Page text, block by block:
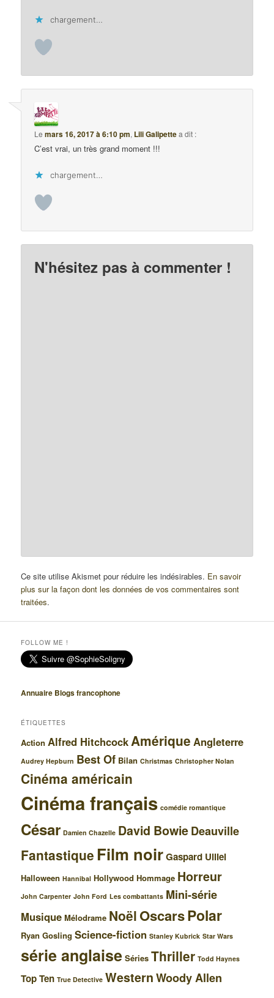
chargement…
Lemars 16, 2017 à 6:10 pm, Lili Galipettea dit :
C’est vrai, un très grand moment !!!
chargement…
N'hésitez pas à commenter !
Ce site utilise Akismet pour réduire les indésirables. En savoir
plus sur la façon dont les données de vos commentaires sont
traitées.
FOLLOW ME !
Annuaire Blogs francophone
ÉTIQUETTES
Action Alfred HitchcockAmérique Angleterre
Audrey Hepburn Best Of Bilan Christmas Christopher Nolan
Cinéma américain
Cinéma français comédie romantique
César Damien Chazelle David BowieDeauville
Fantastique Film noirGaspard Ulliel
Halloween Hannibal Hollywood Hommage Horreur
John Carpenter John Ford Les combattants Mini-série
Musique Mélodrame Noël OscarsPolar
Ryan Gosling Science-fiction Stanley Kubrick Star Wars
série anglaise Séries Thriller Todd Haynes
Top Ten True Detective WesternWoody Allen